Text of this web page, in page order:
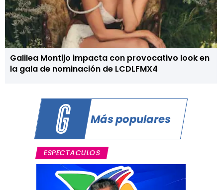
Galilea Montijo impacta con provocativo look en
la gala de nominación de LCDLFMX4
Más populares
ESPECTACULOS